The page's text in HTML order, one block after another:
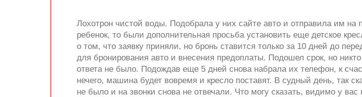
Лохотрон чистой воды. Подобрала у них сайте авто и отправила им на
ребенок, то были дополнительная просьба установить еще детское
о том, что заявку приняли, но бронь ставится только за 10 дней до
для бронирования авто и внесения предоплаты. Подошел срок, но
ответа не было. Подождав еще 5 дней снова набрала их телефон, к
нечего, машина будет вовремя и кресло поставят. В судный день, так
не было и на звонки снова не отвечали. Что могу сказать, видимо у вас